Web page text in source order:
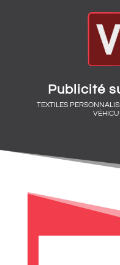
Publicité
TEXTILES